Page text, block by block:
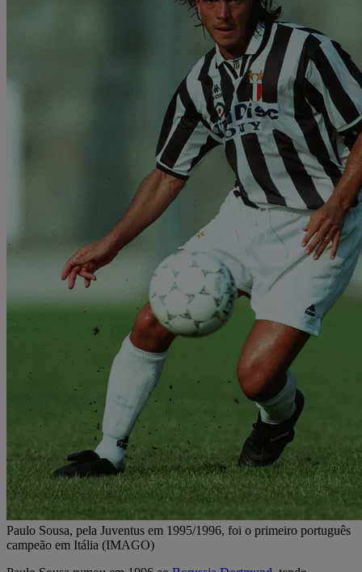
Paulo Sousa, pela Juventus em 1995/1996, foi o primeiro português
campeão em Itália (IMAGO)